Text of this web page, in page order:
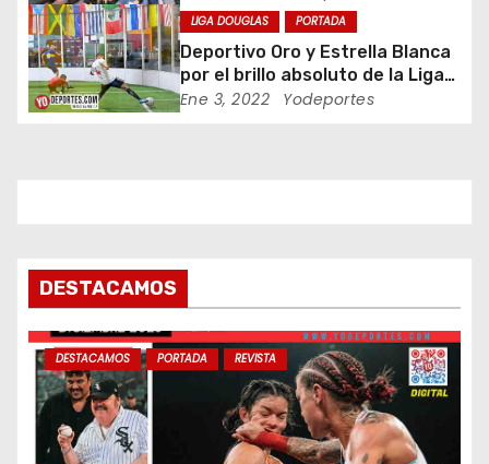
t
r
s
LIGA DOUGLAS PORTADA
Deportivo Oro y Estrella Blanca
por el brillo absoluto de la Liga
Douglas
Ene 3, 2022 Yodeportes
DESTACAMOS
DESTACAMOS PORTADA REVISTA